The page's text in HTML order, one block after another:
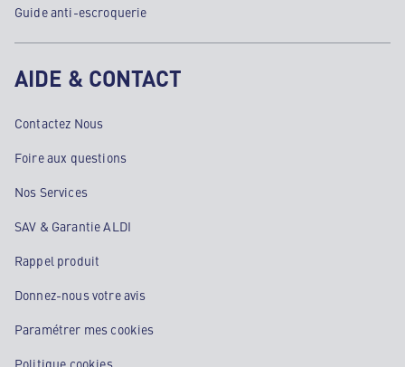
Guide anti-escroquerie
AIDE & CONTACT
Contactez Nous
Foire aux questions
Nos Services
SAV & Garantie ALDI
Rappel produit
Donnez-nous votre avis
Paramétrer mes cookies
Politique cookies